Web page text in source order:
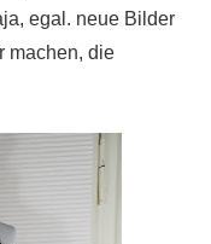
egal. neue Bilder
machen, die